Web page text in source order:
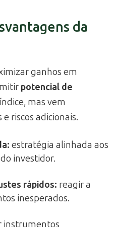
da
ganhos em
potencial de
mas vem
riscos adicionais.
: estratégia alinhada aos
investidor.
rápidos: reagir a
inesperados.
instrumentos